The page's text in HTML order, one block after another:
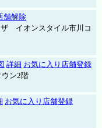
舗解除
イオンスタイル市川コ
詳細 お気に入り店舗登録
ン2階
お気に入り店舗登録